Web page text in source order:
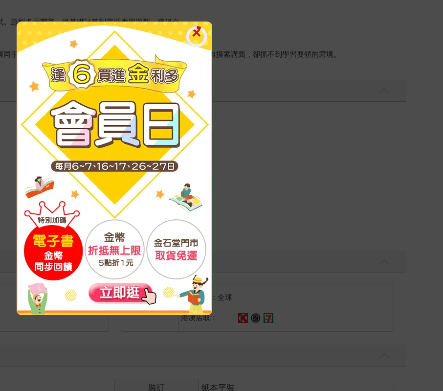
題型多元豐富，從基礎計算到靈活應用題型一應俱全。
學觀看名師實際授課，達到身歷其境的學習效果，更可避免獨自摸索講義，卻抓不到學習要領的窘境。
海外
國際快遞：全球
港澳店取：
裝訂
紙本平裝